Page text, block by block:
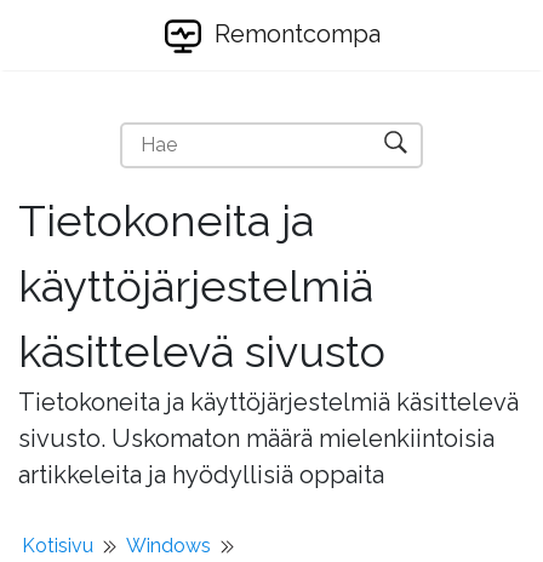
Remontcompa
Tietokoneita ja
käyttöjärjestelmiä
käsittelevä sivusto
Tietokoneita ja käyttöjärjestelmiä käsittelevä
sivusto. Uskomaton määrä mielenkiintoisia
artikkeleita ja hyödyllisiä oppaita
Kotisivu
Windows